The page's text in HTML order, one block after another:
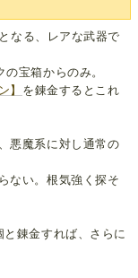
なる、レアな武器で
宝箱からのみ。
】 を錬金するとこれ
悪魔系に対し通常の
ない。根気強く探そ
錬金すれば、さらに